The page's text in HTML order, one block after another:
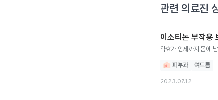
관련 의료진
이소티논 부작용
약효가 언제까지 몸에
피부과 여드름
2023.07.12